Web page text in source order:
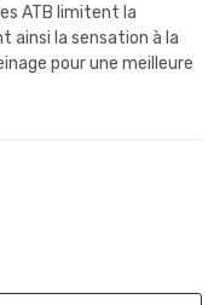
ATB limitent la
ainsi la sensation à la
pour une meilleure